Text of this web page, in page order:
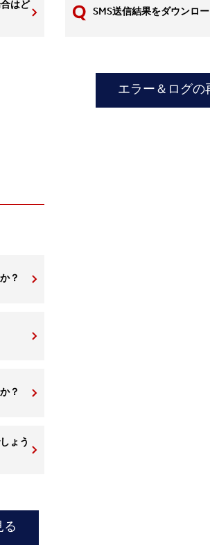
はど
SMS送信結果をダウンロ
エラー＆ログの
？
？
ょう
る